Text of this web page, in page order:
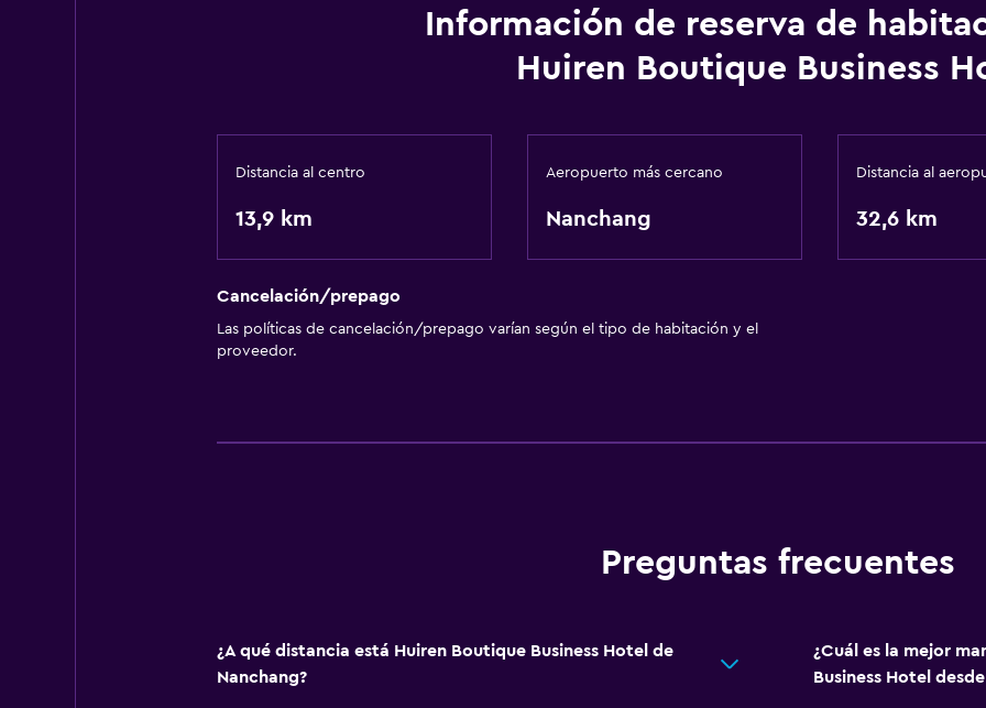
Información de reserva de
Huiren Boutique Business
Distancia al centro
13,9 km
Aeropuerto más cercano
Nanchang
Distancia al
32,6 km
Cancelación/prepago
Las políticas de cancelación/prepago varían según el tipo de habitación y el
proveedor.
Preguntas frecuentes
¿A qué distancia está Huiren Boutique Business Hotel de
Nanchang?
¿Cuál es la mejor
Business Hotel